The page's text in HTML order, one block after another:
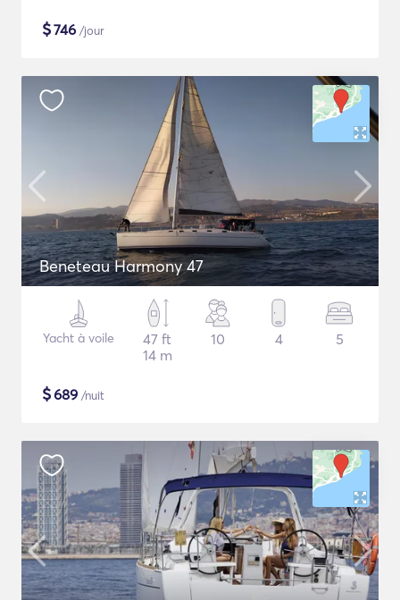
$746 /jour
Beneteau Harmony 47
Yacht à voile
47 ft
14 m
10 4 5
$689 /nuit